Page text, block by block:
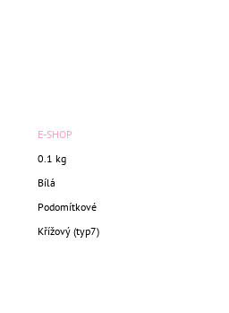
E-SHOP
0.1 kg
Bílá
Podomítkové
Křížový (typ7)